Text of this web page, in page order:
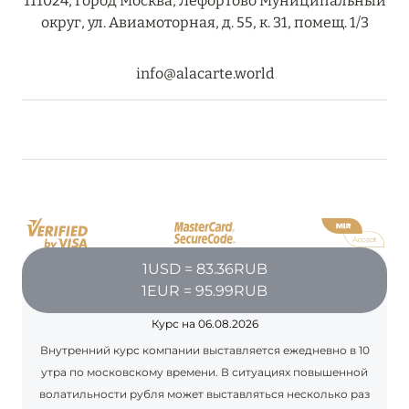
ONE&ONLY PORTONOVI: В АВГУСТЕ ПО
СПЕЦИАЛЬНЫМ ЦЕНАМ
BIJAL: АКТУАЛЬНЫЕ СПЕЦИАЛЬНЫЕ
округ, ул. Авиамоторная, д. 55, к. 31, помещ. 1/3
info@alacarte.world
1USD = 83.36RUB
1EUR = 95.99RUB
Курс на 06.08.2026
Внутренний курс компании выставляется ежедневно в 10
утра по московскому времени. В ситуациях повышенной
волатильности рубля может выставляться несколько раз